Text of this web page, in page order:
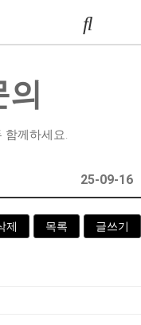
의
께하세요.
25-09-16
제 목록 글쓰기